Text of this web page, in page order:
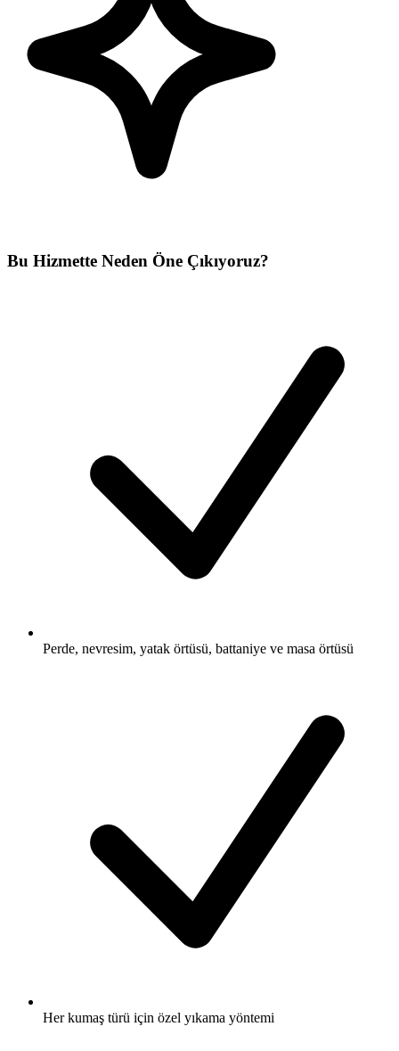
Bu Hizmette Neden Öne Çıkıyoruz?
Perde, nevresim, yatak örtüsü, battaniye ve masa örtüsü
Her kumaş türü için özel yıkama yöntemi